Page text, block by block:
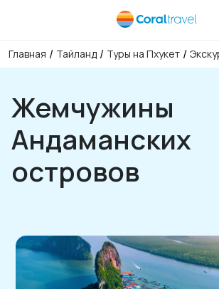
Главная / Тайланд / Туры на Пхукет /
Жемчужины
Андаманских
островов